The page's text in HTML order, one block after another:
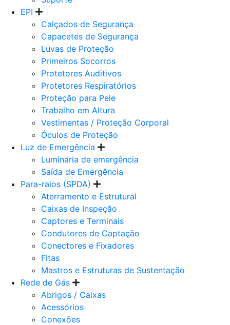
EPI
Calçados de Segurança
Capacetes de Segurança
Luvas de Proteção
Primeiros Socorros
Protetores Auditivos
Protetores Respiratórios
Proteção para Pele
Trabalho em Altura
Vestimentas / Proteção Corporal
Óculos de Proteção
Luz de Emergência
Luminária de emergência
Saída de Emergência
Para-raios (SPDA)
Aterramento e Estrutural
Caixas de Inspeção
Captores e Terminais
Condutores de Captação
Conectores e Fixadores
Fitas
Mastros e Estruturas de Sustentação
Rede de Gás
Abrigos / Caixas
Acessórios
Conexões